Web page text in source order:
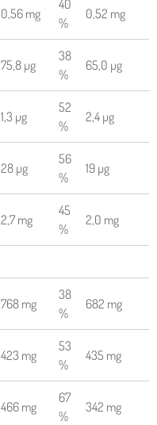
0,56 mg
40
%
0,52 mg
75,8 µg
38
%
65,0 µg
1,3 µg
52
%
2,4 µg
28 µg
56
%
19 µg
2,7 mg
45
%
2,0 mg
768 mg
38
%
682 mg
423 mg
53
%
435 mg
466 mg
67
%
342 mg